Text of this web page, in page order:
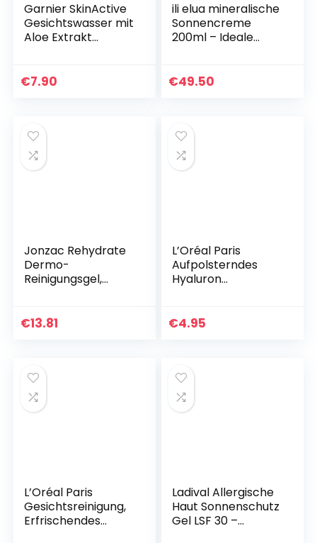
Garnier SkinActive
Gesichtswasser mit
Aloe Extrakt
Pack (2 x 200 ml)
€7.90
ili elua mineralische
Sonnencreme
200ml – Ideale
Erwachsene &
€49.50
Jonzac Rehydrate
Dermo-
Reinigungsgel,
€13.81
L’Oréal Paris
Aufpolsterndes
Hyaluron
Gesichtsreinigung,
€4.95
L’Oréal Paris
Gesichtsreinigung,
Erfrischendes
Ladival Allergische
Haut Sonnenschutz
Gel LSF 30 –